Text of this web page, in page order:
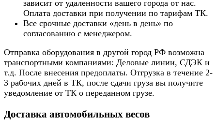
зависит от удаленности вашего города от нас.
Оплата доставки при получении по тарифам ТК.
Все срочные доставки «день в день» по
согласованию с менеджером.
Отправка оборудования в другой город РФ возможна
транспортными компаниями: Деловые линии, СДЭК и
т.д. После внесения предоплаты. Отгрузка в течение 2-
3 рабочих дней в ТК, после сдачи груза вы получите
уведомление от ТК о переданном грузе.
Доставка автомобильных весов